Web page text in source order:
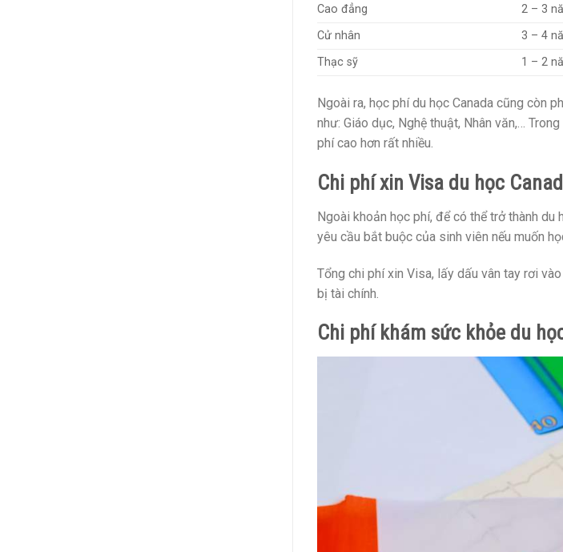
Cao đẳng
2 – 3
Cử nhân
3 – 4
Thạc sỹ
1 – 2
Ngoài ra, học phí du học Canada cũng còn
như: Giáo dục, Nghệ thuật, Nhân văn,…
phí cao hơn rất nhiều.
Chi phí xin Visa du học
Ngoài khoản học phí, để có thể trở thành
yêu cầu bắt buộc của sinh viên nếu muốn
Tổng chi phí xin Visa, lấy dấu vân tay rơi
bị tài chính.
Chi phí khám sức khỏe du